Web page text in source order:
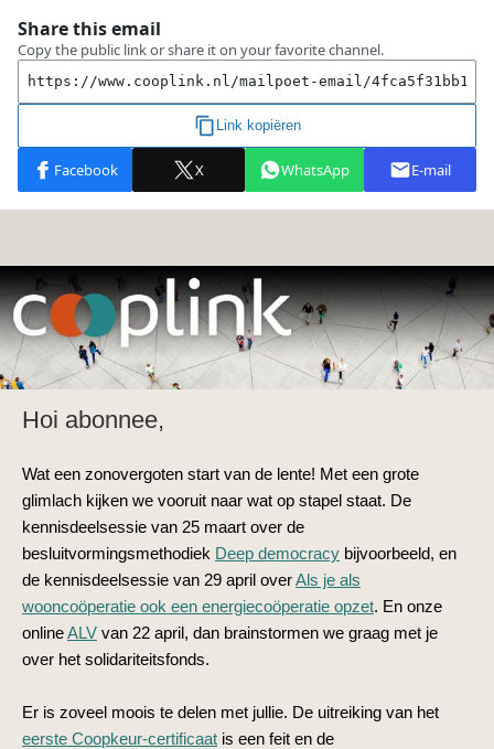
Hoi abonnee,
Wat een zonovergoten start van de lente! Met een grote
glimlach kijken we vooruit naar wat op stapel staat. De
kennisdeelsessie van 25 maart over de
besluitvormingsmethodiek Deep democracy bijvoorbeeld, en
de kennisdeelsessie van 29 april overAls je als
wooncoöperatie ook een energiecoöperatie opzet. En onze
onlineALV van 22 april, dan brainstormen we graag met je
over het solidariteitsfonds.
Er is zoveel moois te delen met jullie. De uitreiking van het
eerste Coopkeur-certificaat is een feit en de